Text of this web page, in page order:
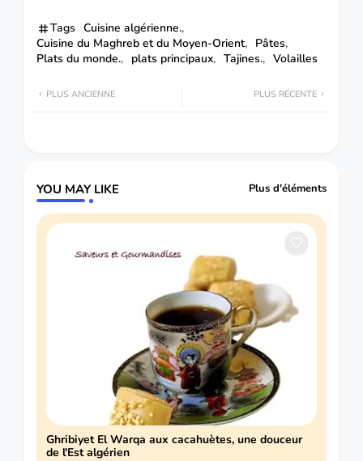
Tags Cuisine algérienne.
Cuisine du Maghreb et du Moyen-Orient
Pâtes
Plats du monde.
plats principaux Tajines. Volailles
PLUS RÉCENTE
PLUS ANCIENNE
YOU MAY LIKE Plus d'éléments
Ghribiyet El Warqa aux cacahuètes, une douceur
de l'Est algérien